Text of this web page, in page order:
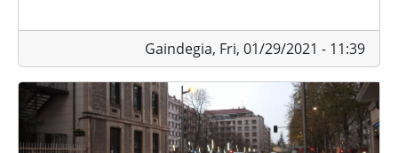
Gaindegia, Fri, 01/29/2021 - 11:39